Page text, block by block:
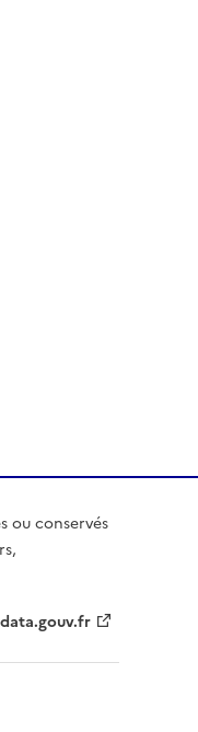
ou conservés
data.gouv.fr